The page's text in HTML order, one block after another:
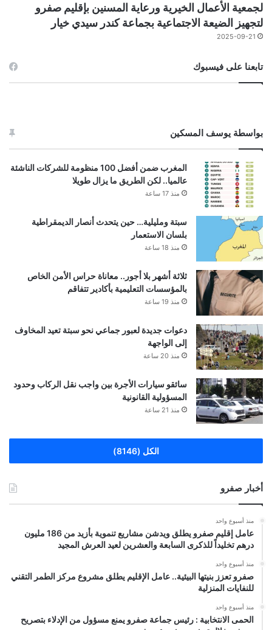
لجمعية الأعمال الخيرية ورعاية المسنين بإقليم صفرو
لتجهيز الضيعة الاجتماعية بجماعة كندر سيدي خيار
2025-09-21
تابعنا على فيسبوك
بواسطة يوسف المسكين
المغرب ضمن أفضل 100 منظومة للشركات الناشئة
عالميا.. لكن الطريق ما يزال طويلا
منذ 17 ساعة
سبتة ومليلية… حين يتحدث أنصار الديمقراطية
بلسان الاستعمار
منذ 18 ساعة
ثلاثة أشهر بلا أجور.. معاناة حراس الأمن الخاص
بالمؤسسات التعليمية بأكادير تتفاقم
منذ 19 ساعة
دعوات جديدة لعبور جماعي نحو سبتة تعيد المخاوف
إلى الواجهة
منذ 20 ساعة
سائقو سيارات الأجرة بين واجب نقل الركاب وحدود
المسؤولية القانونية
منذ 21 ساعة
الكل (8146)
أخبار صفرو
منذ أسبوع واحد
عامل إقليم صفرو يطلق ويدشن مشاريع تنموية بأزيد من 186 مليون
درهم تخليداً للذكرى السابعة والعشرين لعيد العرش المجيد
منذ أسبوع واحد
صفرو تعزز بنيتها البيئية.. عامل الإقليم يطلق مشروع مركز الطمر التقني
للنفايات المنزلية
منذ أسبوع واحد
الحمى الانتخابية : رئيس جماعة صفرو يمنع مسؤول من الإدلاء بتصريح